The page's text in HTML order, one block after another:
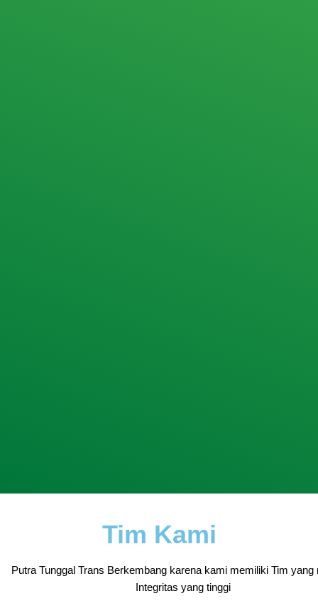
Tim Kami
Putra Tunggal Trans Berkembang karena kami memiliki Tim yang
Integritas yang tinggi